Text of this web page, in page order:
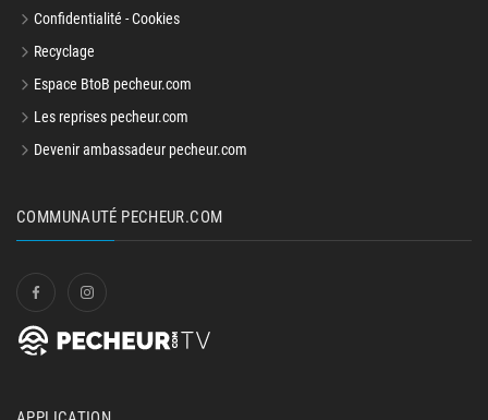
Confidentialité - Cookies
Recyclage
Espace BtoB pecheur.com
Les reprises pecheur.com
Devenir ambassadeur pecheur.com
COMMUNAUTÉ PECHEUR.COM